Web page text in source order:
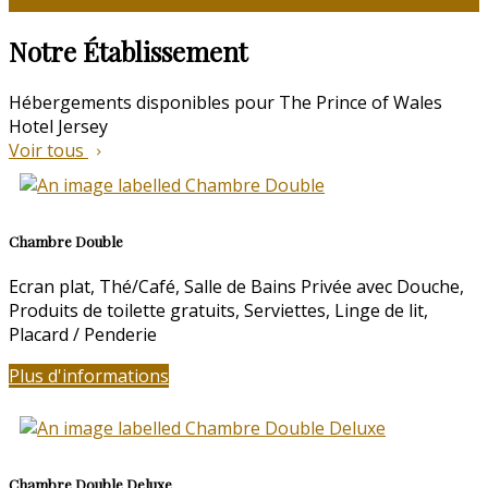
Notre Établissement
Hébergements disponibles pour The Prince of Wales
Hotel Jersey
Voir tous
Chambre Double
Ecran plat, Thé/Café, Salle de Bains Privée avec Douche,
Produits de toilette gratuits, Serviettes, Linge de lit,
Placard / Penderie
Plus d'informations